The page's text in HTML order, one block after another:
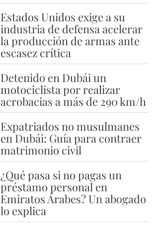
Estados Unidos exige a su
industria de defensa acelerar
la producción de armas ante
escasez crítica
Detenido en Dubái un
motociclista por realizar
acrobacias a más de 290 km/h
Expatriados no musulmanes
en Dubái: Guía para contraer
matrimonio civil
¿Qué pasa si no pagas un
préstamo personal en
Emiratos Árabes? Un abogado
lo explica